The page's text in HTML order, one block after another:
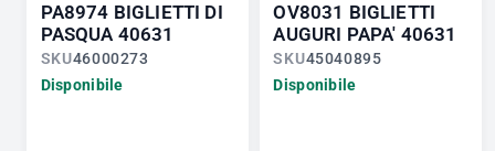
PA8974 BIGLIETTI DI
PASQUA 40631
SKU46000273
Disponibile
OV8031 BIGLIETTI
AUGURI PAPA' 40631
SKU45040895
Disponibile